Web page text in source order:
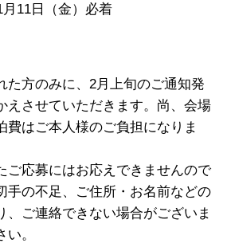
11日（金）必着
た方のみに、2月上旬のご通知発
えさせていただきます。尚、会場
費はご本人様のご負担になりま
ご応募にはお応えできませんので
手の不足、ご住所・お名前などの
、ご連絡できない場合がございま
。